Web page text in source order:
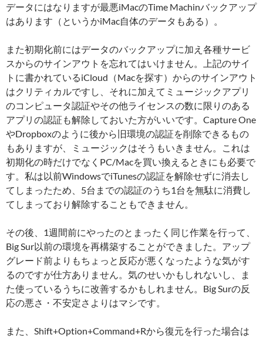
データにはなりますが最悪iMacのTime Machinバックアップ
はあります（というかiMac自体のデータもある）。
また初期化前にはデータのバックアップに加え各種サービ
スからのサインアウトを忘れてはいけません。上記のサイ
トに書かれているiCloud（Macを探す）からのサインアウト
はクリティカルですし、それに加えてミュージックアプリ
のコンピュータ認証やその他ライセンスの数に限りのある
アプリの認証も解除しておいた方がいいです。Capture One
やDropboxのように後から旧環境の認証を削除できるもの
もありますが、ミュージックはそうもいきません。これは
初期化の時だけでなくPC/Macを買い換えるときにも必要で
す。私は以前WindowsでiTunesの認証を解除せずに消去し
てしまったため、5台までの認証のうち1台を無駄に消費し
てしまっており解除することもできません。
その後、1週間前にやったのとまったく同じ作業を行って、
Big Sur以前の環境を再構築することができました。アップ
グレード前よりもちょっと反応が悪くなったような気がす
るのですが仕方ありません。気のせいかもしれないし、ま
た使っているうちに改善するかもしれません。Big Surの反
応の悪さ・不安定さよりはマシです。
また、Shift+Option+Command+Rから復元を行った場合は